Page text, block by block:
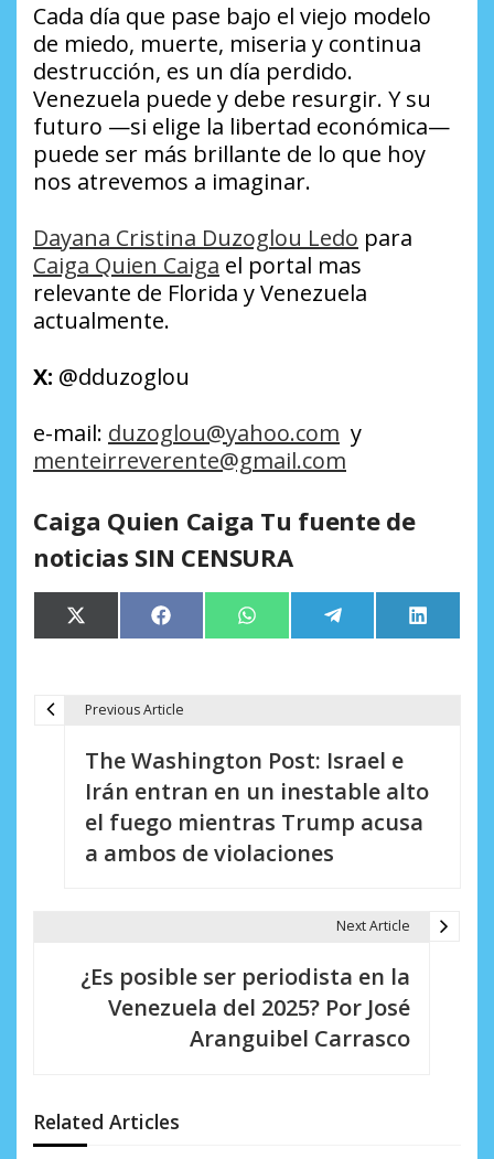
Cada día que pase bajo el viejo modelo
de miedo, muerte, miseria y continua
destrucción, es un día perdido.
Venezuela puede y debe resurgir. Y su
futuro —si elige la libertad económica—
puede ser más brillante de lo que hoy
nos atrevemos a imaginar.
Dayana Cristina Duzoglou Ledo para
Caiga Quien Caiga el portal mas
relevante de Florida y Venezuela
actualmente.
X: @dduzoglou
e-mail: duzoglou@yahoo.com y
menteirreverente@gmail.com
Caiga Quien Caiga Tu fuente de
noticias SIN CENSURA
Compartir
en
X
(Twitter)
Compartir
en
Facebook Compartir
en
WhatsApp Compartir
en
Telegram
en
LinkedIn
d
Previous Article
The Washington Post: Israel e
Irán entran en un inestable alto
el fuego mientras Trump acusa
a ambos de violaciones
Next Article
¿Es posible ser periodista en la
Venezuela del 2025? Por José
Aranguibel Carrasco
Related Articles